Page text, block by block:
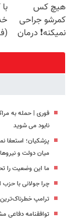
برگردون
(40%off)
هیچ کس
کمرشو جراحی
نمیکنه❗ درمان
(پرسشنامه)
فوری | حمله به
نابود می شوید
پزشکیان؛ استعفا
میان دولت و
ما این وضعیت را
چرا جولانی با حزب
ترامپ
توافقنامه دفاعی مشترک ۳ کشور